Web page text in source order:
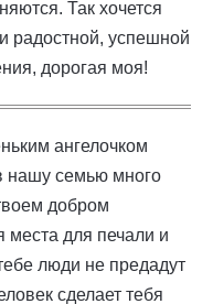
Так хочется
радостной, успешной
дорогая моя!
ангелочком
нашу семью много
добром
места для печали и
люди не предадут
сделает тебя